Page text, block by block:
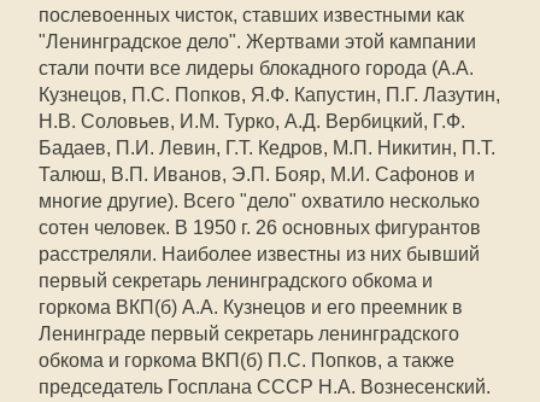
послевоенных чисток, ставших известными как
"Ленинградское дело". Жертвами этой кампании
стали почти все лидеры блокадного города (А.А.
Кузнецов, П.С. Попков, Я.Ф. Капустин, П.Г. Лазутин,
Н.В. Соловьев, И.М. Турко, А.Д. Вербицкий, Г.Ф.
Бадаев, П.И. Левин, Г.Т. Кедров, М.П. Никитин, П.Т.
Талюш, В.П. Иванов, Э.П. Бояр, М.И. Сафонов и
многие другие). Всего "дело" охватило несколько
сотен человек. В 1950 г. 26 основных фигурантов
расстреляли. Наиболее известны из них бывший
первый секретарь ленинградского обкома и
горкома ВКП(б) А.А. Кузнецов и его преемник в
Ленинграде первый секретарь ленинградского
обкома и горкома ВКП(б) П.С. Попков, а также
председатель Госплана СССР Н.А. Вознесенский.